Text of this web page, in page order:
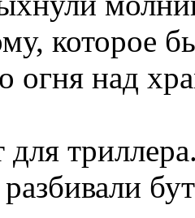
которое
огня над